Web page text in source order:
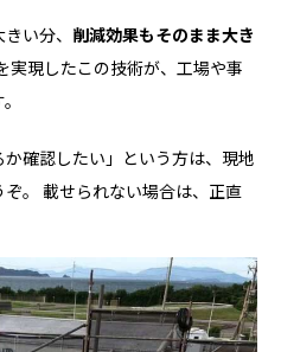
い分、 削減効果もそのまま大き
実現したこの技術が、工場や事
か確認したい」という方は、現地
。 載せられない場合は、正直